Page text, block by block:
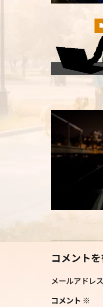
コメントを
メールアドレ
コメント ※